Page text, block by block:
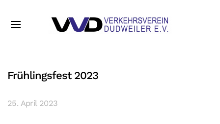
Frühlingsfest 2023
25. April 2023